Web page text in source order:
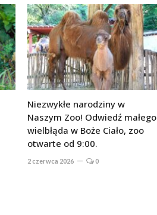
Niezwykłe narodziny w
Naszym Zoo! Odwiedź małego
wielbłąda w Boże Ciało, zoo
otwarte od 9:00.
2 czerwca 2026 0